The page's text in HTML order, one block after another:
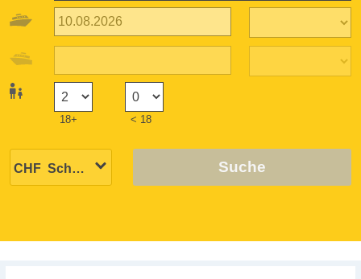
18+ < 18
Suche